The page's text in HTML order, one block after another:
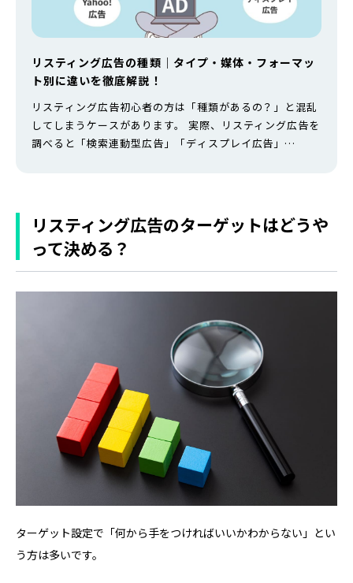
リスティング広告の種類｜タイプ・媒体・フォーマッ
ト別に違いを徹底解説！
リスティング広告初心者の方は「種類があるの？」と混乱
してしまうケースがあります。 実際、リスティング広告を
調べると「検索連動型広告」「ディスプレイ広告」
の種類を「広告タイプ」「媒体」「広告フォーマット」の
3つの軸で整理し、初心者でも…
リスティング広告のターゲットはどうや
って決める？
ターゲット設定で「何から手をつければいいかわからない」とい
う方は多いです。